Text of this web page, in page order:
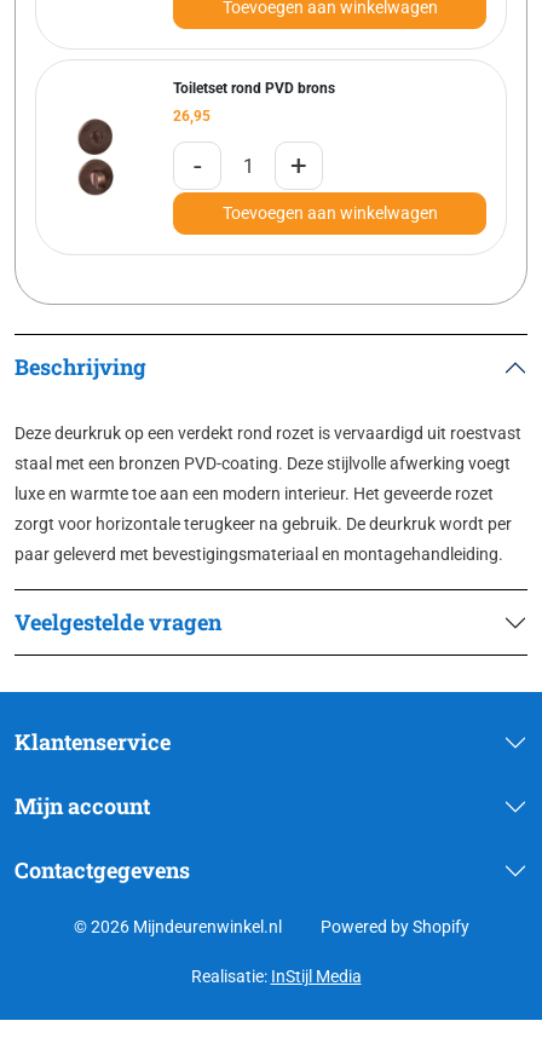
Toevoegen aan winkelwagen
Toiletset rond PVD brons
26,95
- +
Toevoegen aan winkelwagen
Beschrijving
Deze deurkruk op een verdekt rond rozet is vervaardigd uit roestvast
staal met een bronzen PVD-coating. Deze stijlvolle afwerking voegt
luxe en warmte toe aan een modern interieur. Het geveerde rozet
zorgt voor horizontale terugkeer na gebruik. De deurkruk wordt per
paar geleverd met bevestigingsmateriaal en montagehandleiding.
Veelgestelde vragen
Klantenservice
Mijn account
Contactgegevens
© 2026 Mijndeurenwinkel.nl Powered by Shopify
Realisatie: InStijl Media